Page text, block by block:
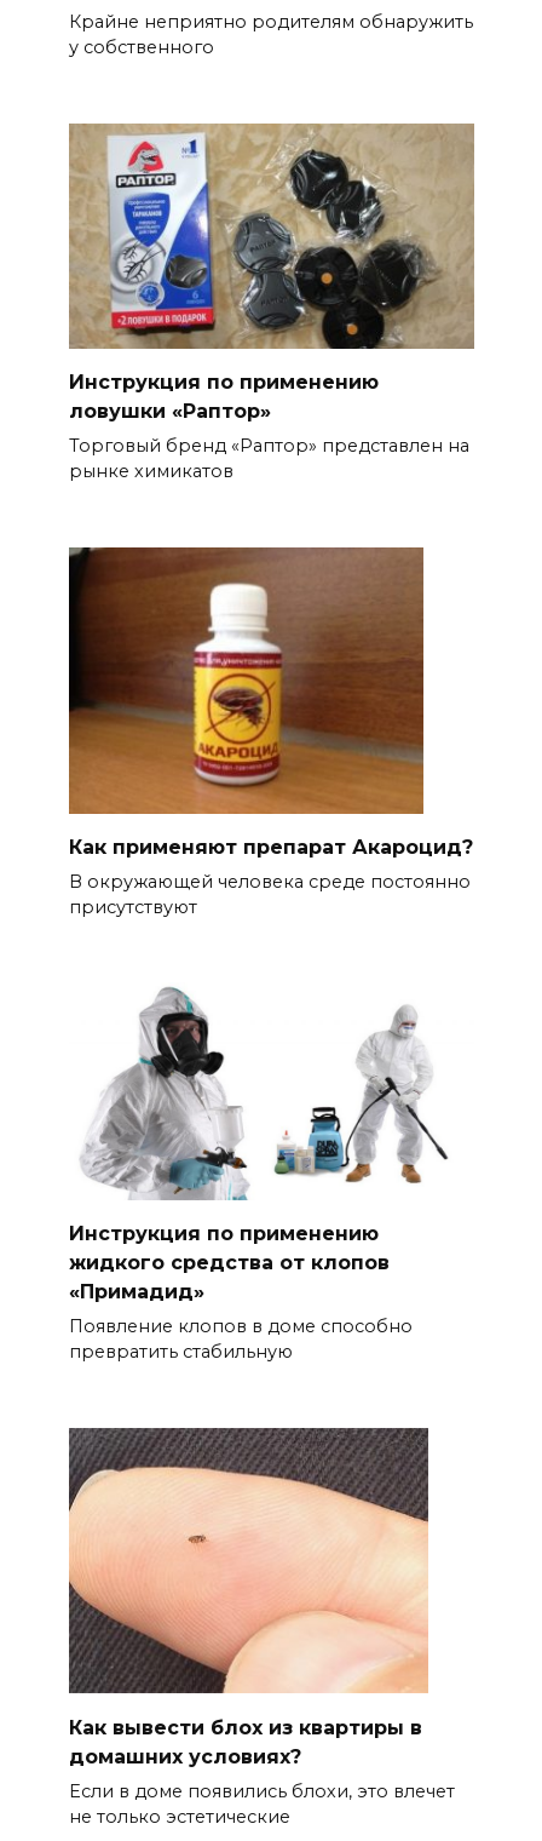
Крайне неприятно родителям обнаружить
у собственного
Инструкция по применению
ловушки «Раптор»
Торговый бренд «Раптор» представлен на
рынке химикатов
Как применяют препарат Акароцид?
В окружающей человека среде постоянно
присутствуют
Инструкция по применению
жидкого средства от клопов
«Примадид»
Появление клопов в доме способно
превратить стабильную
Как вывести блох из квартиры в
домашних условиях?
Если в доме появились блохи, это влечет
не только эстетические